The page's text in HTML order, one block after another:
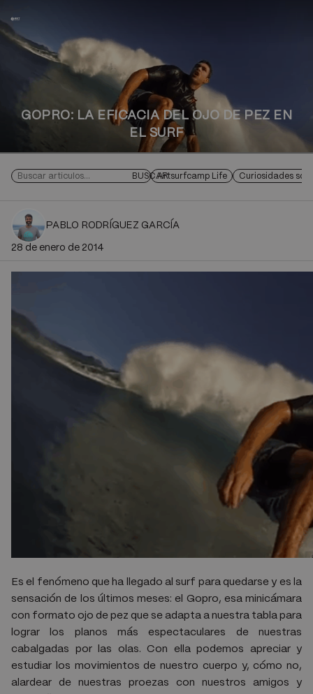
SURFCAMPS
ESCUELA DE SURF
INSTALACIONES
ABOUT
IDIOMAS
GOPRO: LA EFICACIA DEL OJO DE PEZ EN
EL SURF
Buscar
en
BUSCARArtsurfcamp Life Curiosidades
PABLO RODRÍGUEZ GARCÍA
28 de enero de 2014
Es el fenómeno que ha llegado al surf para quedarse y es la
sensación de los últimos meses: el Gopro, esa minicámara
con formato ojo de pez que se adapta a nuestra tabla para
lograr los planos más espectaculares de nuestras
cabalgadas por las olas. Con ella podemos apreciar y
estudiar los movimientos de nuestro cuerpo y, cómo no,
alardear de nuestras proezas con nuestros amigos y